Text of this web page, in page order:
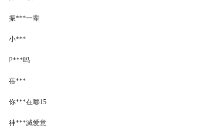
振***一辈
小***
P***吗
蓓***
你***在哪15
神***滅爱意